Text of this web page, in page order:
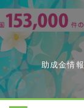
Skip
to
content
助成金情